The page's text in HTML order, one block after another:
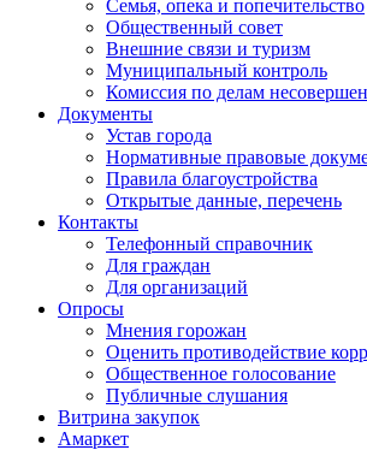
Семья, опека и попечительство
Общественный совет
Внешние связи и туризм
Муниципальный контроль
Комиссия по делам
Документы
Устав города
Нормативные правовые
Правила благоустройства
Открытые данные, перечень
Контакты
Телефонный справочник
Для граждан
Для организаций
Опросы
Мнения горожан
Оценить противодействие
Общественное голосование
Публичные слушания
Витрина закупок
Амаркет